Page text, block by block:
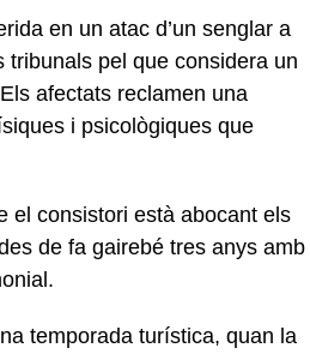
en un atac d’un senglar a
tribunals pel que considera un
afectats reclamen una
i psicològiques que
el consistori està abocant els
de fa gairebé tres anys amb
temporada turística, quan la